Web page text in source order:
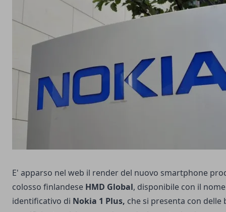
E' apparso nel web il render del nuovo smartphone
colosso finlandese HMD Global, disponibile con il nome
identificativo di Nokia 1 Plus, che si presenta con delle